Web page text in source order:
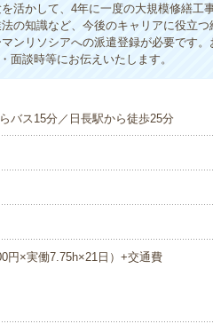
活かして、4年に一度の大規模修繕工
の知識など、今後のキャリアに役立つ
ンリソシアへの派遣登録が必要です。
談時等にお伝えいたします。
バス15分／日長駅から徒歩25分
円×実働7.75h×21日）+交通費